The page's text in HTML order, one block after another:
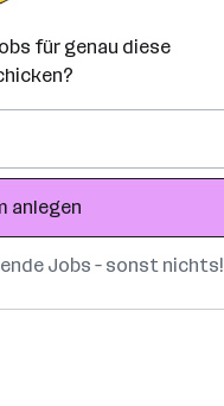
für genau diese
anlegen
Jobs – sonst nichts!